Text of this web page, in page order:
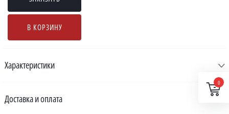
В КОРЗИНУ
Характеристики
Доставка и оплата
0